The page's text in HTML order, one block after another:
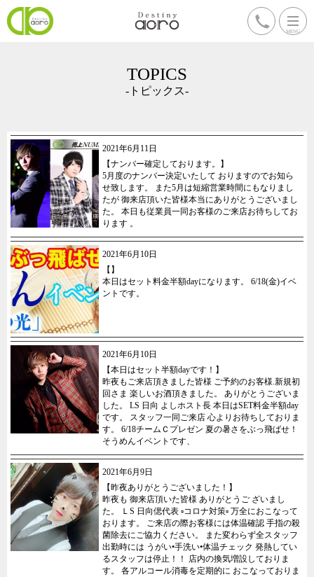
TOPICS
-トピックス-
2021年6月11日
【ナンバー確定しております。】
5月度のナンバー決定いたして おりますのでお知ら
せ致します。 また5月は短縮営業時間にもなりまし
たが 御来店頂いた皆様本当にありがとうございまし
た。 本日も従業員一同お客様のご来店お待ちしてお
ります 。
2021年6月10日
【】
本日はセット料金半額dayになります。 6/18(金)イベ
ントです。
2021年6月10日
【本日はセット半額dayです！】
昨夜もご来店頂きました皆様 ご予約のお客様.新規初
回さま 楽しいお酒頂きました。 ありがとうございま
した。 LS 日向 よしホスト長 本日はSET料金半額day
です。 スタッフ一同ご来店 心よりお待ちしておりま
す。 6/18チームＣプレゼン 夏の暑さをぶっ飛ばせ！
そうめんイベントです、
2021年6月9日
【昨夜ありがとうございました！】
昨夜も 御来店頂いた皆様 ありがとうご ざいまし
た。 ＬS 日向偲代表 ▫️コロナ対策▫️ 万全におこなって
おります。 ご来店の際お客様には体温確認 手指の殺
菌除去にご協力ください。 また変わらず全スタッフ
出勤時には うがい•手洗い•体温チェック 発熱してい
るスタッフは停止！！ 店内の換気増設しておりま
す。 各アルコール消毒を定期的に おこなっておりま